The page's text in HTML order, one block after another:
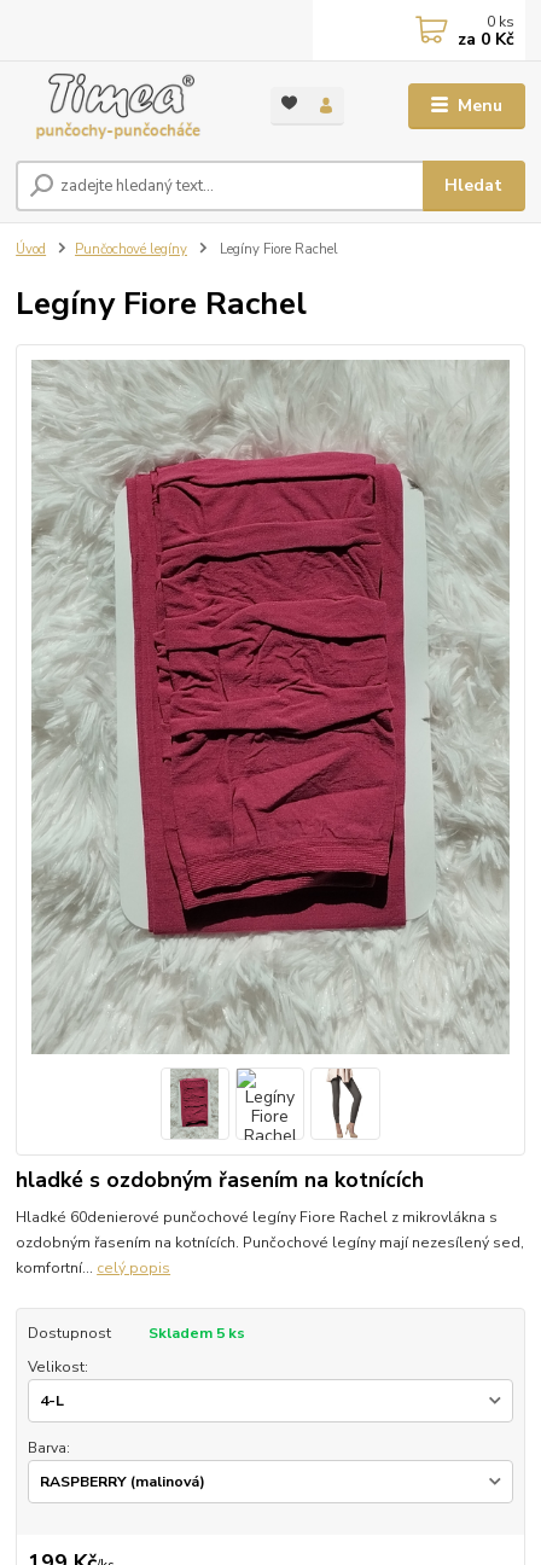
Menu
Hledat
0 ks
za 0 Kč
Úvod Punčochové legíny Legíny Fiore Rachel
Legíny Fiore Rachel
hladké s ozdobným řasením na kotnících
Hladké 60denierové punčochové legíny Fiore Rachel z mikrovlákna s
ozdobným řasením na kotnících. Punčochové legíny mají nezesílený sed,
komfortní... celý popis
Dostupnost
Skladem 5 ks
Velikost:
Barva: